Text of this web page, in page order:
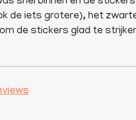
de iets grotere), het
de stickers glad te